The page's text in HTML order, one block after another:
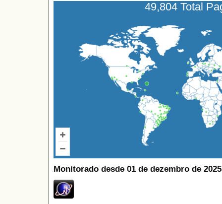
49,804 Total
Monitorado desde 01 de dezembro de